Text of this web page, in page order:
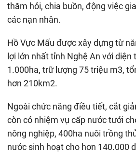
thăm hỏi, chia buồn, động việc
các nạn nhân.
Hồ Vực Mấu được xây dựng từ
lợi lớn nhất tỉnh Nghệ An với diện
1.000ha, trữ lượng 75 triệu m3,
hơn 210km2.
Ngoài chức năng điều tiết, cắt
còn có nhiệm vụ cấp nước tưới
nông nghiệp, 400ha nuôi trồng
nước sinh hoạt cho hơn 140.000